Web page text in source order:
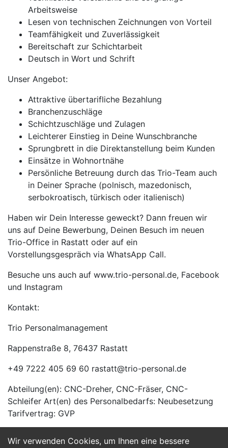
Wir verwenden Cookies, um Ihnen eine bessere
Arbeitsweise
Lesen von technischen Zeichnungen von Vorteil
Teamfähigkeit und Zuverlässigkeit
Bereitschaft zur Schichtarbeit
Deutsch in Wort und Schrift
Unser Angebot:
Attraktive übertarifliche Bezahlung
Branchenzuschläge
Schichtzuschläge und Zulagen
Leichterer Einstieg in Deine Wunschbranche
Sprungbrett in die Direktanstellung beim Kunden
Einsätze in Wohnortnähe
Persönliche Betreuung durch das Trio-Team auch
in Deiner Sprache (polnisch, mazedonisch,
serbokroatisch, türkisch oder italienisch)
Haben wir Dein Interesse geweckt? Dann freuen wir
uns auf Deine Bewerbung, Deinen Besuch im neuen
Trio-Office in Rastatt oder auf ein
Vorstellungsgespräch via WhatsApp Call.
Besuche uns auch auf www.trio-personal.de, Facebook
und Instagram
Kontakt:
Trio Personalmanagement
Rappenstraße 8, 76437 Rastatt
+49 7222 405 69 60 rastatt@trio-personal.de
Abteilung(en): CNC-Dreher, CNC-Fräser, CNC-
Schleifer Art(en) des Personalbedarfs: Neubesetzung
Tarifvertrag: GVP